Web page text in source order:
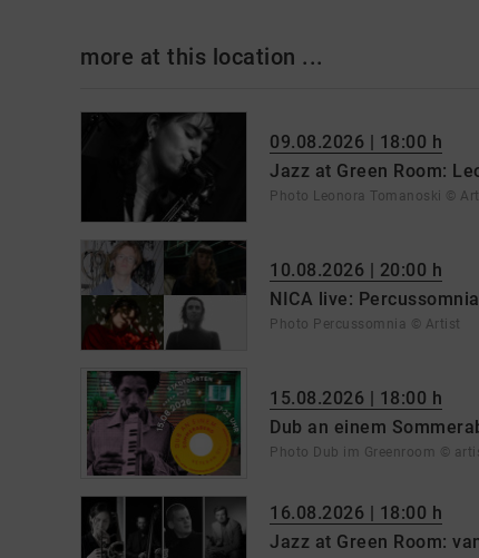
more at this location ...
09.08.2026 | 18:00 h
Jazz at Green Room:
Photo Leonora Tomanoski ©
10.08.2026 | 20:00 h
NICA live:
Photo Percussomnia © Artist
15.08.2026 | 18:00 h
Dub an einem
Photo Dub im Greenroom ©
16.08.2026 | 18:00 h
Jazz at Green Room: